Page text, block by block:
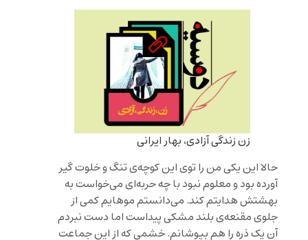
زن زندگی آزادی، بهار ایرانی
حالا این یکی من را توی این کوچه‌ی تنگ و خلوت گیر
آورده بود و معلوم نبود با چه حربه‌ای می‌خواست به
بهشتش هدایتم کند. می‌دانستم موهایم کمی از
جلوی مقنعه‌ی بلند مشکی پیداست اما دست نبردم
آن یک ذره را هم بپوشانم. خشمی که از این جماعت